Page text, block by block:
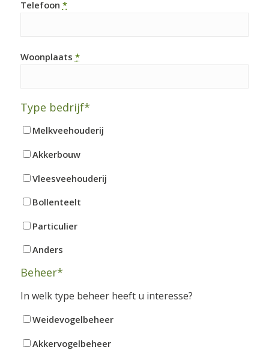
Telefoon *
Woonplaats *
Type bedrijf*
Melkveehouderij
Akkerbouw
Vleesveehouderij
Bollenteelt
Particulier
Anders
Beheer*
In welk type beheer heeft u interesse?
Weidevogelbeheer
Akkervogelbeheer